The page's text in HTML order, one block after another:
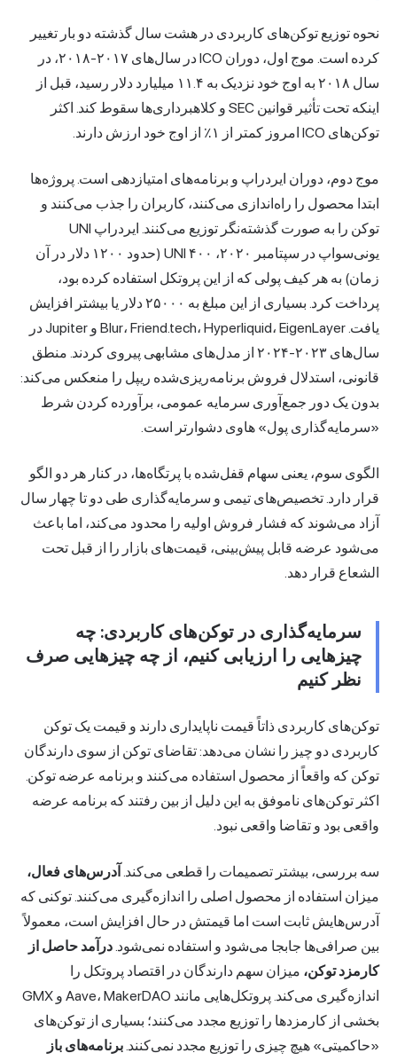
نحوه توزیع توکن‌های کاربردی در هشت سال گذشته دو بار تغییر
کرده است. موج اول، دوران ICO در سال‌های ۲۰۱۷-۲۰۱۸، در
سال ۲۰۱۸ به اوج خود نزدیک به ۱۱.۴ میلیارد دلار رسید، قبل از
اینکه تحت تأثیر قوانین SEC و کلاهبرداری‌ها سقوط کند. اکثر
توکن‌های ICO امروز کمتر از ۱٪ از اوج خود ارزش دارند.
موج دوم، دوران ایردراپ و برنامه‌های امتیازدهی است. پروژه‌ها
ابتدا محصول را راه‌اندازی می‌کنند، کاربران را جذب می‌کنند و
توکن را به صورت گذشته‌نگر توزیع می‌کنند. ایردراپ UNI
یونی‌سواپ در سپتامبر ۲۰۲۰، ۴۰۰ UNI (حدود ۱۲۰۰ دلار در آن
زمان) به هر کیف پولی که از این پروتکل استفاده کرده بود،
پرداخت کرد. بسیاری از این مبلغ به ۲۵۰۰۰ دلار یا بیشتر افزایش
یافت. Blur، Friend.tech، Hyperliquid، EigenLayer و Jupiter در
سال‌های ۲۰۲۳-۲۰۲۴ از مدل‌های مشابهی پیروی کردند. منطق
قانونی، استدلال فروش برنامه‌ریزی‌شده ریپل را منعکس می‌کند:
بدون یک دور جمع‌آوری سرمایه عمومی، برآورده کردن شرط
«سرمایه‌گذاری پول» هاوی دشوارتر است.
الگوی سوم، یعنی سهام قفل‌شده با پرتگاه‌ها، در کنار هر دو الگو
قرار دارد. تخصیص‌های تیمی و سرمایه‌گذاری طی دو تا چهار سال
آزاد می‌شوند که فشار فروش اولیه را محدود می‌کند، اما باعث
می‌شود عرضه قابل پیش‌بینی، قیمت‌های بازار را از قبل تحت
الشعاع قرار دهد.
سرمایه‌گذاری در توکن‌های کاربردی: چه
چیزهایی را ارزیابی کنیم، از چه چیزهایی صرف
نظر کنیم
توکن‌های کاربردی ذاتاً قیمت ناپایداری دارند و قیمت یک توکن
کاربردی دو چیز را نشان می‌دهد: تقاضای توکن از سوی دارندگان
توکن که واقعاً از محصول استفاده می‌کنند و برنامه عرضه توکن.
اکثر توکن‌های ناموفق به این دلیل از بین رفتند که برنامه عرضه
واقعی بود و تقاضا واقعی نبود.
سه بررسی، بیشتر تصمیمات را قطعی می‌کند.آدرس‌های فعال،
میزان استفاده از محصول اصلی را اندازه‌گیری می‌کنند. توکنی که
آدرس‌هایش ثابت است اما قیمتش در حال افزایش است، معمولاً
بین صرافی‌ها جابجا می‌شود و استفاده نمی‌شود.درآمد حاصل از
کارمزد توکن،میزان سهم دارندگان در اقتصاد پروتکل را
اندازه‌گیری می‌کند. پروتکل‌هایی مانند Aave، MakerDAO و GMX
بخشی از کارمزدها را توزیع مجدد می‌کنند؛ بسیاری از توکن‌های
«حاکمیتی» هیچ چیزی را توزیع مجدد نمی‌کنند.برنامه‌های باز